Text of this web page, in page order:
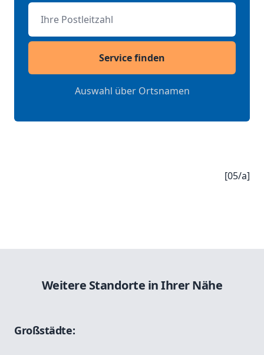
Postleitzahl
Service finden
Auswahl über Ortsnamen
[05/a]
Weitere Standorte in Ihrer Nähe
Großstädte: